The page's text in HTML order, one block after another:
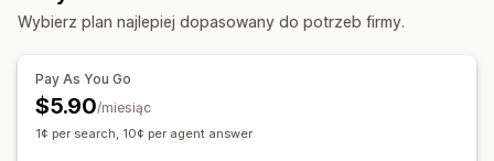
Responsywność na urządzeniach mobilnych
Niestandardowy CSS
Filtrowanie wyświetlania
Strona wyników wyszukiwania
Wyskakujące okienka Wielowalutowe Wielojęzyczne
Oferty i rekomendacje
Wybierz plan najlepiej dopasowany do potrzeb firmy.
Pay As You Go
$5.90/miesiąc
1¢ per search, 10¢ per agent answer